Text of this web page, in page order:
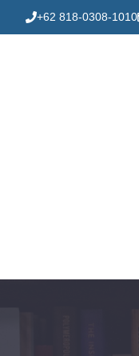
to
+62 818-0308-1010